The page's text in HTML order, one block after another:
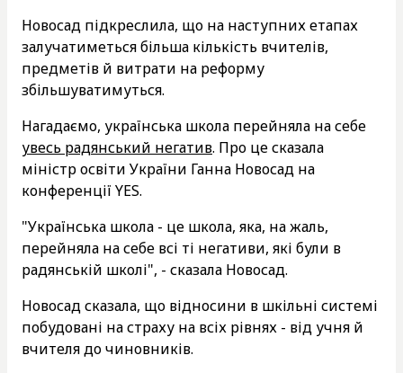
Новосад підкреслила, що на наступних етапах
залучатиметься більша кількість вчителів,
предметів й витрати на реформу
збільшуватимуться.
Нагадаємо, українська школа перейняла на себе
увесь радянський негатив. Про це сказала
міністр освіти України Ганна Новосад на
конференції YES.
"Українська школа - це школа, яка, на жаль,
перейняла на себе всі ті негативи, які були в
радянській школі", - сказала Новосад.
Новосад сказала, що відносини в шкільні системі
побудовані на страху на всіх рівнях - від учня й
вчителя до чиновників.